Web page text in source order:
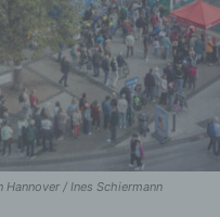
/ Ines Schiermann